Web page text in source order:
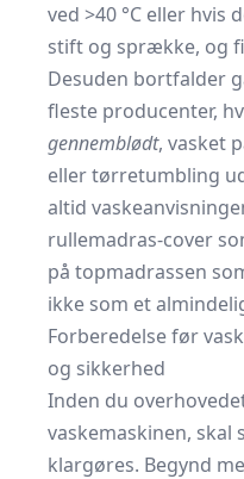
ved >40 °C eller hvis
stift og sprække, og
Desuden bortfalder
fleste producenter,
gennemblødt, vasket
eller tørretumbling
altid
rullemadras-cover
på topmadrassen
ikke som et
Forberedelse før
og sikkerhed
Inden du
vaskemaskinen, skal
klargøres. Begynd